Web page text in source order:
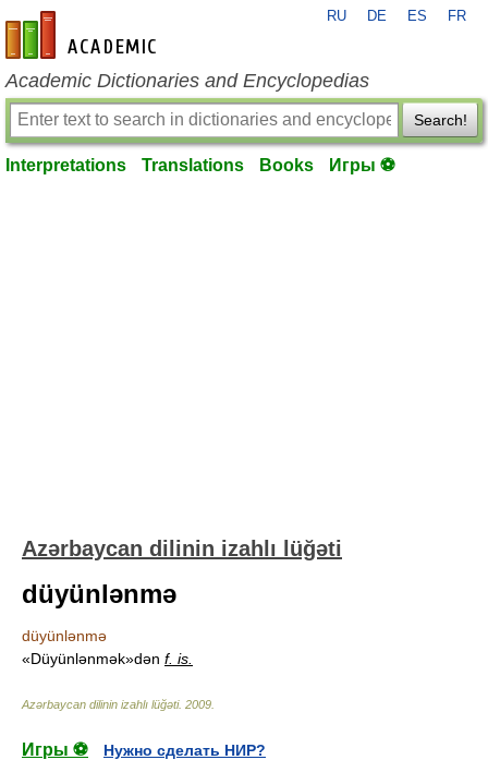
en-academic.com
RU DE ES FR
Academic Dictionaries and Encyclopedias
Search!
Interpretations Translations Books Игры ⚽
Azərbaycan dilinin izahlı lüğəti
düyünlənmə
düyünlənmə
«Düyünlənmək»dən f. is.
Azərbaycan dilinin izahlı lüğəti. 2009
Игры ⚽
Нужно сделать НИР?